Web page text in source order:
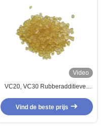
Video
VC20, VC30 Rubberadditieven
Rubber Raw Gum Copolymer
Vind de beste prijs